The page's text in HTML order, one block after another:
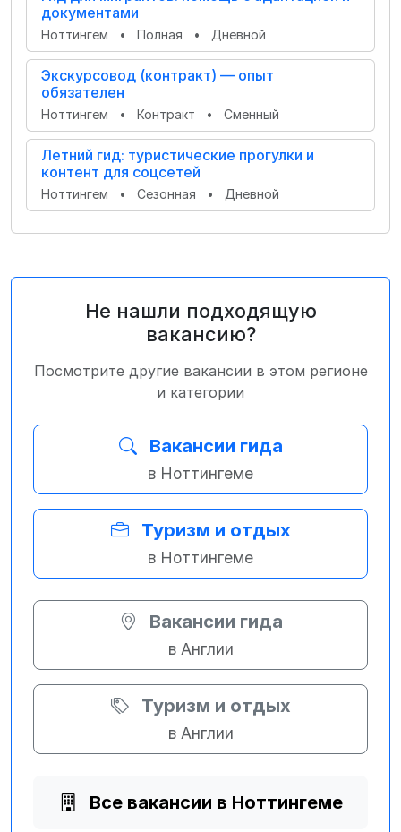
документами
Ноттингем • Полная • Дневной
Экскурсовод (контракт) — опыт
обязателен
Ноттингем • Контракт • Сменный
Летний гид: туристические прогулки и
контент для соцсетей
Ноттингем • Сезонная • Дневной
Не нашли подходящую
вакансию?
Посмотрите другие вакансии в этом регионе
и категории
Вакансии гида
в Ноттингеме
Туризм и отдых
в Ноттингеме
Вакансии гида
в Англии
Туризм и отдых
в Англии
Все вакансии в Ноттингеме